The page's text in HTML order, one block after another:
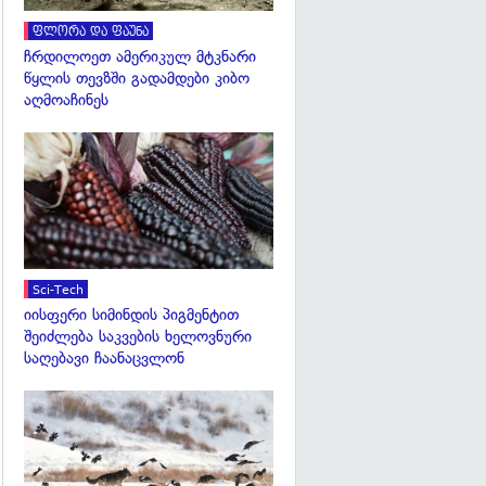
ფლორა და ფაუნა
ჩრდილოეთ ამერიკულ მტკნარი
წყლის თევზში გადამდები კიბო
აღმოაჩინეს
Sci-Tech
იისფერი სიმინდის პიგმენტით
შეიძლება საკვების ხელოვნური
საღებავი ჩაანაცვლონ